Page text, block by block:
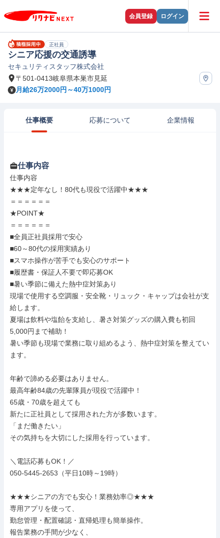
会員登録 ログイン
正社員
シニア応援の交通誘導
セキュリティスタッフ株式会社
〒501-0413岐阜県本巣市見延
月給26万2000円～40万1000円
仕事概要 応募について 企業情報
仕事内容
仕事内容
★★★定年なし！80代も現役で活躍中★★★
＝＝＝＝＝＝
★POINT★
＝＝＝＝＝＝
■全員正社員採用で安心
■60～80代の採用実績あり
■スマホ操作が苦手でも安心のサポート
■履歴書・保証人不要で即応募OK
■暑い季節に備えた熱中症対策あり
現場で使用する空調服・安全靴・リュック・キャップは会社が支
給します。
夏場は飲料や塩飴を支給し、暑さ対策グッズの購入費も初回
5,000円まで補助！
暑い季節も現場で業務に取り組めるよう、熱中症対策を整えてい
ます。
年齢で諦める必要はありません。
最高年齢84歳の先輩隊員が現役で活躍中！
65歳・70歳を超えても
新たに正社員として採用された方が多数います。
「まだ働きたい」
その気持ちを大切にした採用を行っています。
＼電話応募もOK！／
050-5445-2653（平日10時～19時）
★★★シニアの方でも安心！業務効率◎★★★
専用アプリを使って、
勤怠管理・配置確認・直帰処理も簡単操作。
報告業務の手間が少なく、